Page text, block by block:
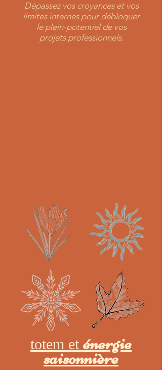
Dépassez vos croyances et vos
limites internes pour débloquer
le plein-potentiel de vos
projets professionnels.
totem et énergie
saisonnière